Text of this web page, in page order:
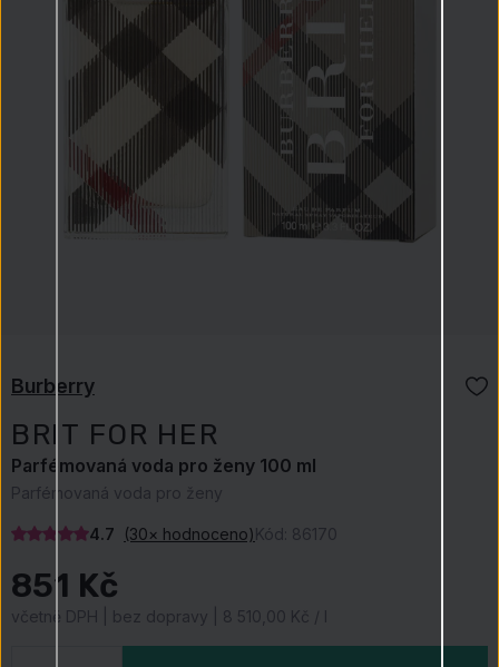
Burberry
BRIT FOR HER
Parfémovaná voda pro ženy 100 ml
Parfémovaná voda pro ženy
4.7 (30× hodnoceno)Kód: 86170
851 Kč
včetně DPH | bez dopravy | 8 510,00 Kč / l